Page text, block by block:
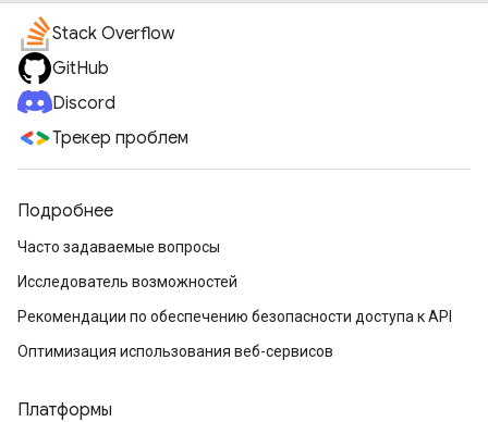
Stack Overflow
GitHub
Discord
Трекер проблем
Подробнее
Часто задаваемые вопросы
Исследователь возможностей
Рекомендации по обеспечению безопасности доступа к API
Оптимизация использования веб-сервисов
Платформы